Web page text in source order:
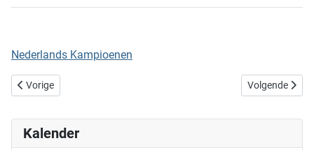
Nederlands Kampioenen
Vorig artikel: Titels Board Race
Vorige Volgende
Volgende
Kalender